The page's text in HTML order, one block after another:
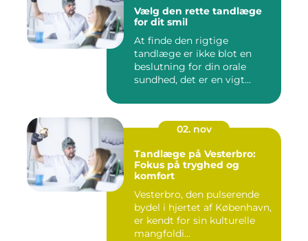
Vælg den rette tandlæge
for dit smil
At finde den rigtige
tandlæge er ikke blot en
beslutning for din orale
sundhed, det er en vigt...
02. nov
Tandlæge på Vesterbro:
Fokus på tryghed og
komfort
Vesterbro, den pulserende
bydel i hjertet af København,
er kendt for sin kulturelle
mangfoldi...